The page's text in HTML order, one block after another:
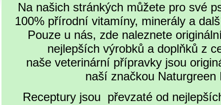
Na našich stránkých můžete pro své
100% přírodní vitamíny, minerály a
Pouze u nás, zde naleznete
nejlepších výrobků a doplňků z
naše veterinární přípravky jsou
naší značkou
Receptury jsou převzaté od